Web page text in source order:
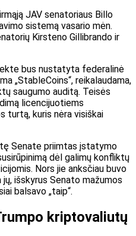
JAV senatoriaus Billo
sistemą vasario mėn.
Kirsteno Gillibrando ir
bus nustatyta federalinė
„StableCoins“, reikalaudama,
saugumo auditą. Teisės
licencijuotiems
turtą, kuris nėra visiškai
Senate priimtas įstatymo
dėl galimų konfliktų
Nors jie anksčiau buvo
išskyrus Senato mažumos
balsavo „taip“.
kriptovaliutų